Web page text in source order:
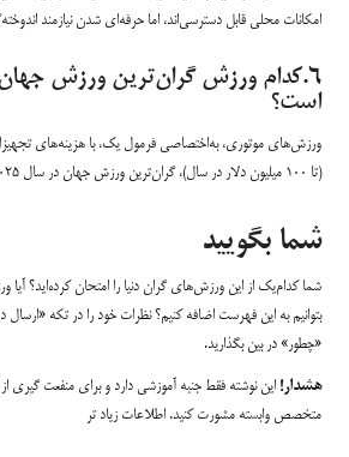
امکانات محلی قابل دسترسی‌اند، اما حرفه‌ای شدن نیازمند
است؟
(تا ۱۰۰ میلیون دلار در سال)، گران‌ترین ورزش جهان در سال ۲۰۲۵ محسوب می‌بشود.
شما بگویید
شما کدام‌یک از این ورزش‌های گران دنیا را امتحان کرده‌اید؟
بتوانیم به این فهرست اضافه کنیم؟ نظرات خود را در تکه «ارسال
«چطور» در بین بگذارید.
هشدار! این نوشته فقط جنبه آموزشی دارد و برای منفعت گیری
متخصص وابسته مشورت کنید. اطلاعات زیاد تر